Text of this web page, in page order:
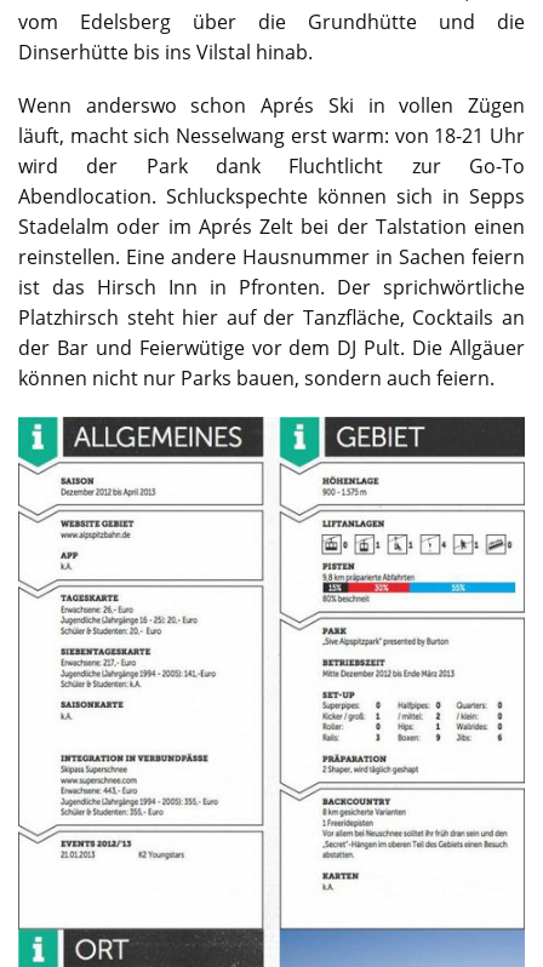
vom Edelsberg über die Grundhütte und die
Dinserhütte bis ins Vilstal hinab.
Wenn anderswo schon Aprés Ski in vollen Zügen
läuft, macht sich Nesselwang erst warm: von 18-21 Uhr
wird der Park dank Fluchtlicht zur Go-To
Abendlocation. Schluckspechte können sich in Sepps
Stadelalm oder im Aprés Zelt bei der Talstation einen
reinstellen. Eine andere Hausnummer in Sachen feiern
ist das Hirsch Inn in Pfronten. Der sprichwörtliche
Platzhirsch steht hier auf der Tanzfläche, Cocktails an
der Bar und Feierwütige vor dem DJ Pult. Die Allgäuer
können nicht nur Parks bauen, sondern auch feiern.